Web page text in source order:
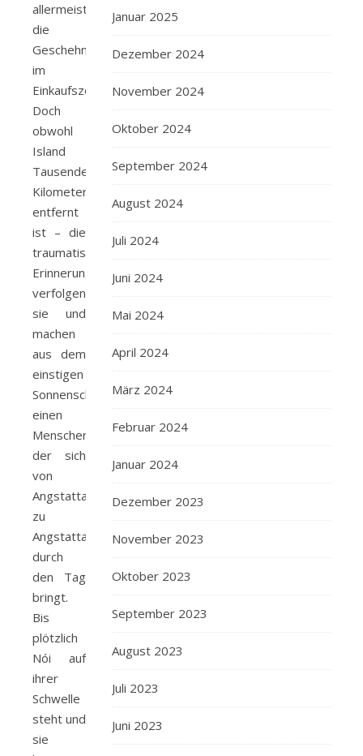
allermeisten:
die
Geschehnisse
im
Einkaufszentrum.
Doch
obwohl
Island
Tausende
Kilometer
entfernt
ist – die
traumatischen
Erinnerungen
verfolgen
sie und
machen
aus dem
einstigen
Sonnenschein
einen
Menschen,
der sich
von
Angstattacke
zu
Angstattacke
durch
den Tag
bringt.
Bis
plötzlich
Nói auf
ihrer
Schwelle
steht und
sie
Januar 2025
Dezember 2024
November 2024
Oktober 2024
September 2024
August 2024
Juli 2024
Juni 2024
Mai 2024
April 2024
März 2024
Februar 2024
Januar 2024
Dezember 2023
November 2023
Oktober 2023
September 2023
August 2023
Juli 2023
Juni 2023